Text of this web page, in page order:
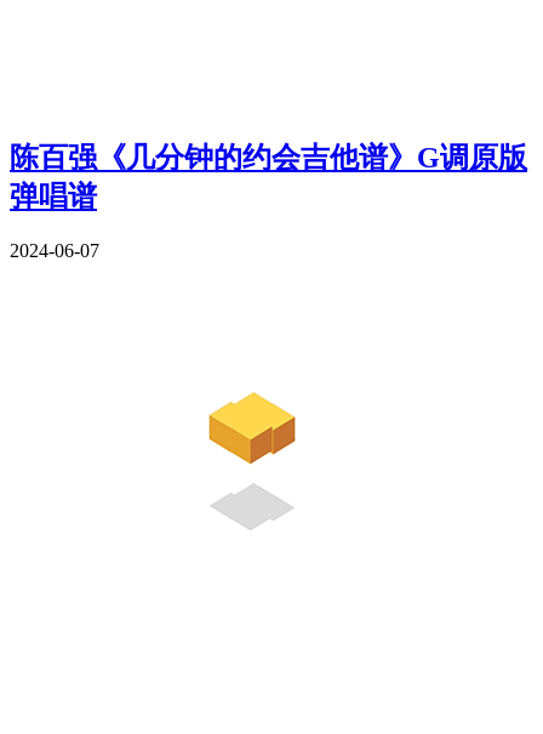
陈百强《几分钟的约会吉他谱》G调原版
弹唱谱
2024-06-07